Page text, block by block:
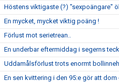
Höstens viktigaste (?) "sexpoängare"
En mycket, mycket viktig poäng !
Förlust mot serietrean..
En underbar eftermiddag i segerns
Uddamålsförlust trots enormt
En sen kvittering i den 95:e gör att dom